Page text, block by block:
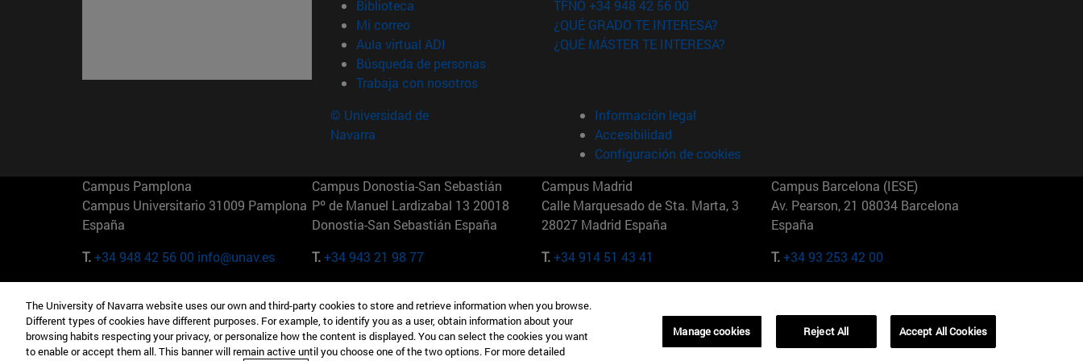
Biblioteca (abre en nueva ventana)
Mi correo(abre en nueva ventana)
Aula virtual ADI (abre en nueva ventana)
Búsqueda de personas(abre en nueva ventana)
Trabaja con nosotros(abre en nueva ventana)
TFNO +34 948 42 56 00
¿QUÉ GRADO TE INTERESA?
¿QUÉ MÁSTER TE INTERESA?
© Universidad de
Navarra
Información legal
Accesibilidad
Configuración de cookies
Campus Pamplona
Campus Universitario 31009 Pamplona
España
T.+34 948 42 56 00 info@unav.es
Campus Donostia-San Sebastián
Pº de Manuel Lardizabal 13 20018
Donostia-San Sebastián España
T.+34 943 21 98 77
Campus Madrid
Calle Marquesado de Sta. Marta, 3
28027 Madrid España
T.+34 914 51 43 41
Campus Barcelona (IESE)
Av. Pearson, 21 08034 Barcelona
España
T.+34 93 253 42 00
Camino del Cerro Águila 3 28023
Madrid España
165 W 57th St 10019-2201 Nueva York
EE.UU
Maria-Theresia-Straße 15 81675
Múnich Alemania
01321001 Bela Vista Brasil
The University of Navarra website uses our own and third-party cookies to store and retrieve information when you browse.
Different types of cookies have different purposes. For example, to identify you as a user, obtain information about your
browsing habits respecting your privacy, or personalize how the content is displayed. You can select the cookies you want
to enable or accept them all. This banner will remain active until you choose one of the two options. For more detailed
Manage cookies Reject All Accept All Cookies